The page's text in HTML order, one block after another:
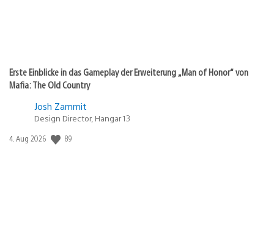
Erste Einblicke in das Gameplay der Erweiterung „Man of Honor“ von
Mafia: The Old Country
Josh Zammit
Design Director, Hangar 13
Veröffentlichungsdatum:
4. Aug 2026 89